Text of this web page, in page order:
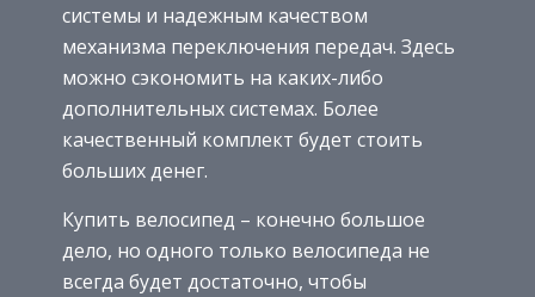
системы и надежным качеством
механизма переключения передач. Здесь
можно сэкономить на каких-либо
дополнительных системах. Более
качественный комплект будет стоить
больших денег.
Купить велосипед – конечно большое
дело, но одного только велосипеда не
всегда будет достаточно, чтобы